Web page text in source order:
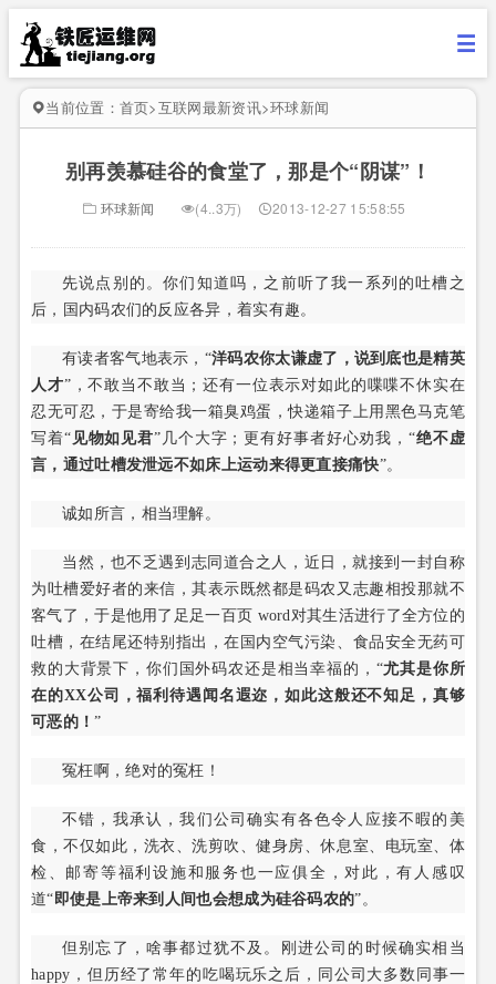
当前位置： 首页>互联网最新资讯>环球新闻
别再羡慕硅谷的食堂了，那是个“阴谋”！
环球新闻 (4..3万) 2013-12-27 15:58:55
先说点别的。你们知道吗，之前听了我一系列的吐槽之
后，国内码农们的反应各异，着实有趣。
有读者客气地表示，“洋码农你太谦虚了，说到底也是精英
人才”，不敢当不敢当；还有一位表示对如此的喋喋不休实在
忍无可忍，于是寄给我一箱臭鸡蛋，快递箱子上用黑色马克笔
写着“见物如见君”几个大字；更有好事者好心劝我，“绝不虚
言，通过吐槽发泄远不如床上运动来得更直接痛快”。
诚如所言，相当理解。
当然，也不乏遇到志同道合之人，近日，就接到一封自称
为吐槽爱好者的来信，其表示既然都是码农又志趣相投那就不
客气了，于是他用了足足一百页 word对其生活进行了全方位的
吐槽，在结尾还特别指出，在国内空气污染、食品安全无药可
救的大背景下，你们国外码农还是相当幸福的，“尤其是你所
在的XX公司，福利待遇闻名遐迩，如此这般还不知足，真够
可恶的！”
冤枉啊，绝对的冤枉！
不错，我承认，我们公司确实有各色令人应接不暇的美
食，不仅如此，洗衣、洗剪吹、健身房、休息室、电玩室、体
检、邮寄等福利设施和服务也一应俱全，对此，有人感叹
道“即使是上帝来到人间也会想成为硅谷码农的”。
但别忘了，啥事都过犹不及。刚进公司的时候确实相当
happy，但历经了常年的吃喝玩乐之后，同公司大多数同事一